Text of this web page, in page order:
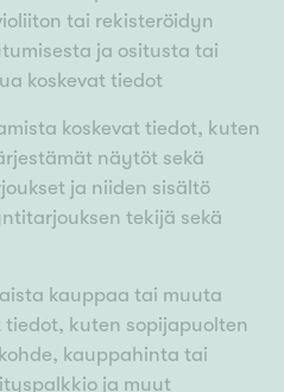
tai rekisteröidyn
ja ositusta tai
koskevat tiedot
koskevat tiedot, kuten
näytöt sekä
ja niiden sisältö
tekijä sekä
kauppaa tai muuta
tiedot, kuten sopijapuolten
kauppahinta tai
ja muut